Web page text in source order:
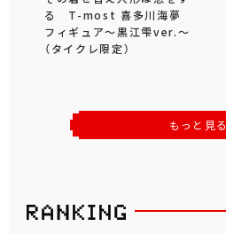
る T-most 喜多川海夢
フィギュア～黒江雫ver.～
（タイクレ限定）
もっと見る